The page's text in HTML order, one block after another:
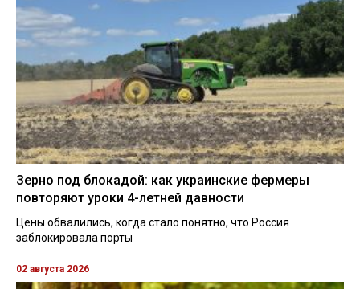
Зерно под блокадой: как украинские фермеры
повторяют уроки 4-летней давности
Цены обвалились, когда стало понятно, что Россия
заблокировала порты
02 августа 2026